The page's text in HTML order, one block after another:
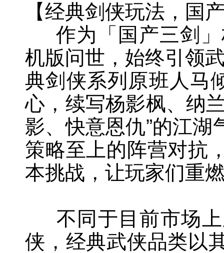
【经典剑侠玩法，国
作为「国产三剑」
机版问世，始终引领
典剑侠系列原班人马
心，续写杨影枫、纳
影、快意恩仇”的江
策略至上的阵营对抗
本挑战，让玩家们重
不同于目前市场上
侠，经典武侠品类以